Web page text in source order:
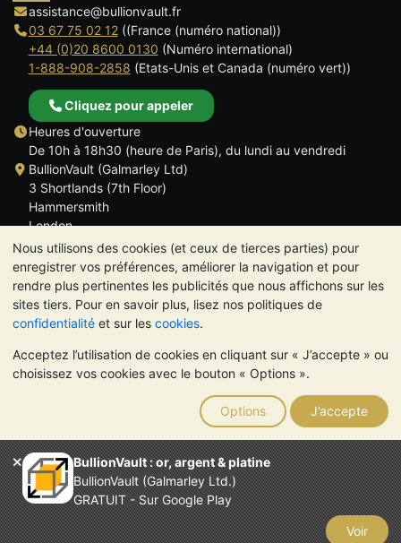
Nous utilisons des cookies (et ceux de tierces parties) pour
enregistrer vos préférences, améliorer la navigation et pour
rendre plus pertinentes les publicités que nous affichons sur les
sites tiers. Pour en savoir plus, lisez nos politiques de
confidentialité et sur les cookies.
Acceptez l’utilisation de cookies en cliquant sur « J’accepte » ou
choisissez vos cookies avec le bouton « Options ».
Options J’accepte
BullionVault : or, argent & platine
BullionVault (Galmarley Ltd.)
GRATUIT - Sur Google Play
Voir
assistance@bullionvault.fr
03 67 75 02 12((France (numéro national))
+44 (0)20 8600 0130 (Numéro international)
1-888-908-2858 (Etats-Unis et Canada (numéro vert))
Cliquez pour appeler
Heures d'ouverture
De 10h à 18h30 (heure de Paris), du lundi au vendredi
BullionVault (Galmarley Ltd)
3 Shortlands (7th Floor)
Hammersmith
London
W6 8DA
ROYAUME UNI
TrustScore 4.6 | 534 avis
VEUILLEZ NOTER: La valeur des métaux précieux peut aussi
bien baisser qu'augmenter. Les tendances historiques ne
garantissent pas l'évolution future des cours. Rien sur les sites
Internet de BullionVault ou dans ses communications ne
constitue un conseil en investissement. Demander l'avis d'un
professionnel est à envisager pour déterminer si la possession
de métaux précieux vous convient.
Entreprise enregistrée en Grande-Bretagne (numéro 4943684)
BullionVault Ltd © 2026